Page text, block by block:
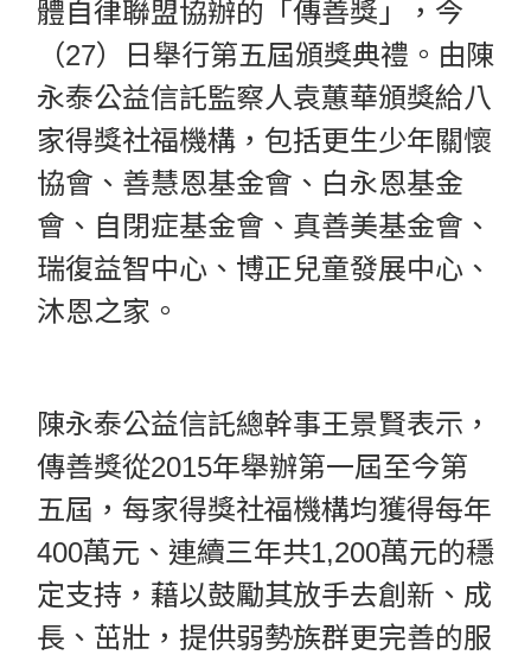
體自律聯盟協辦的「傳善獎」，今
（27）日舉行第五屆頒獎典禮。由陳
永泰公益信託監察人袁蕙華頒獎給八
家得獎社福機構，包括更生少年關懷
協會、善慧恩基金會、白永恩基金
會、自閉症基金會、真善美基金會、
瑞復益智中心、博正兒童發展中心、
沐恩之家。
陳永泰公益信託總幹事王景賢表示，
傳善獎從2015年舉辦第一屆至今第
五屆，每家得獎社福機構均獲得每年
400萬元、連續三年共1,200萬元的穩
定支持，藉以鼓勵其放手去創新、成
長、茁壯，提供弱勢族群更完善的服